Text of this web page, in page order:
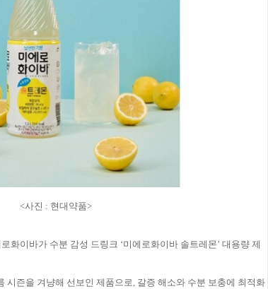
<사진 : 현대약품>
화이바가 수분 감성 드링크 ‘미에로화이바 솔트레몬’ 대용량 제
시즌을 겨냥해 선보인 제품으로, 갈증 해소와 수분 보충에 최적화